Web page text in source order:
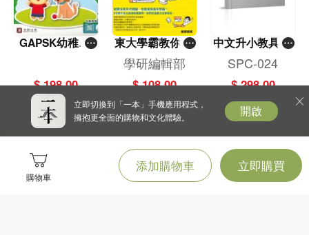
購物車
添加購物車 立即購買
GAPSK幼稚園
練
$ 198.00
東大學霸教你過
目不忘的溫書絕
技！史上最強應
試技巧全解析
學研編輯部
$ 108.00
中文升小教具之
反義配配對
SPC-024
$ 298.00
立即切換到「一本」手機應用程式，
擁抱更全面的購物和文化體驗。
開啟